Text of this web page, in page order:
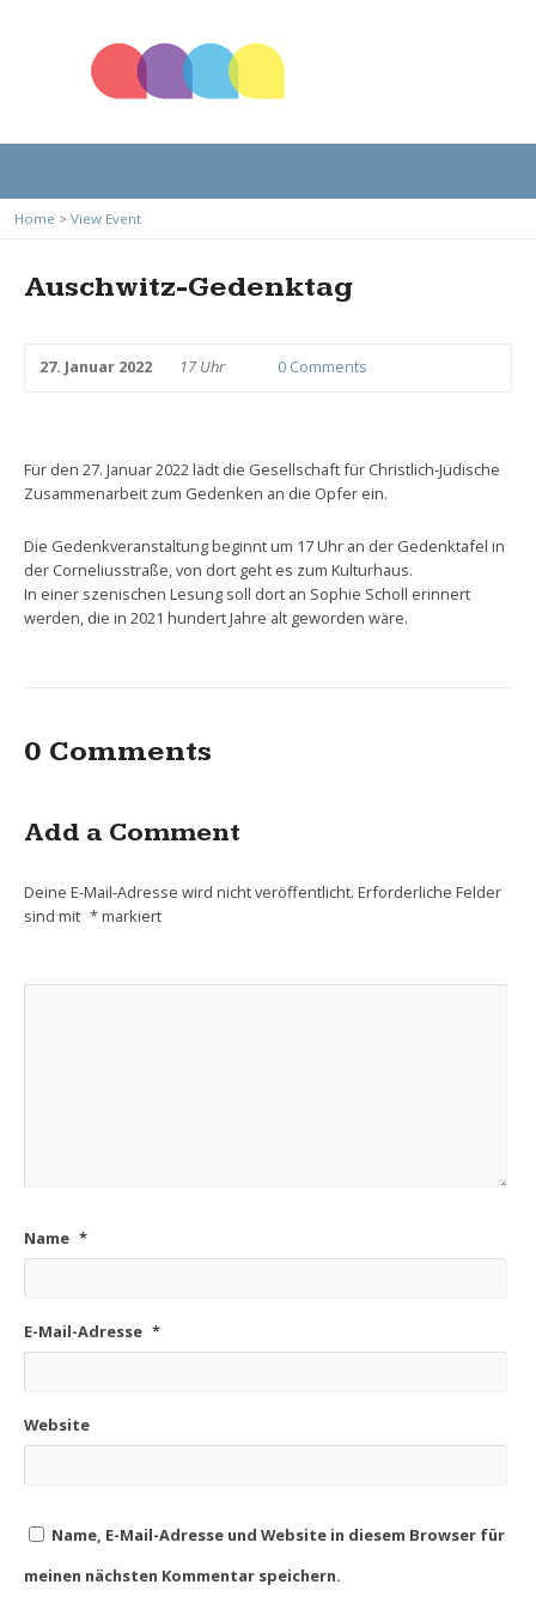
Home > View Event
Auschwitz-Gedenktag
27. Januar 2022 17 Uhr 0 Comments
Für den 27. Januar 2022 lädt die Gesellschaft für Christlich-Jüdische
Zusammenarbeit zum Gedenken an die Opfer ein.
Die Gedenkveranstaltung beginnt um 17 Uhr an der Gedenktafel in
der Corneliusstraße, von dort geht es zum Kulturhaus.
In einer szenischen Lesung soll dort an Sophie Scholl erinnert
werden, die in 2021 hundert Jahre alt geworden wäre.
0 Comments
Add a Comment
Deine E-Mail-Adresse wird nicht veröffentlicht. Erforderliche Felder
sind mit *markiert
Name *
E-Mail-Adresse *
Website
Name, E-Mail-Adresse und Website in diesem Browser für
meinen nächsten Kommentar speichern.